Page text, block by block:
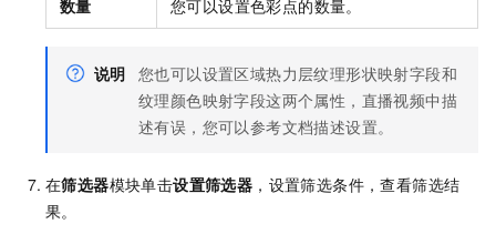
数量 您可以设置色彩点的数量。
说明 您也可以设置区域热力层纹理形状映射字段和
纹理颜色映射字段这两个属性，直播视频中描
述有误，您可以参考文档描述设置。
在筛选器模块单击设置筛选器 ，设置筛选条件，查看筛选结
果。